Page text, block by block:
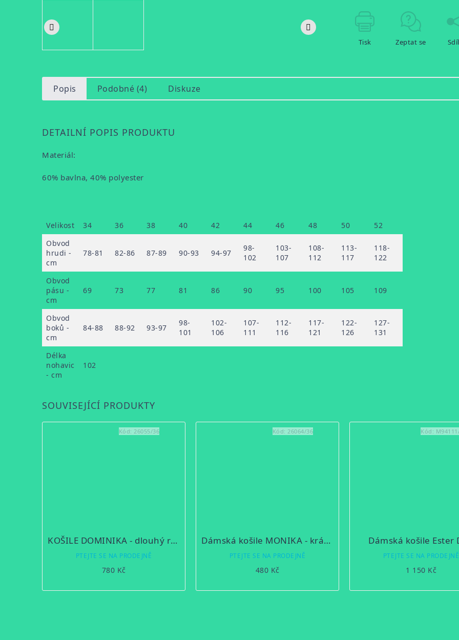
Tisk Zeptat se
Popis Podobné (4) Diskuze
DETAILNÍ POPIS PRODUKTU
Materiál:
60% bavlna, 40% polyester
Velikost 34 36 38 40 42 44 46 48 50
52
Obvod
hrudi -
cm
78-81 82-86 87-89 90-93 94-97
98-
102
103-
107
108-
112
113-
117
118-
122
Obvod
pásu -
cm
69 73 77 81 86 90 95 100 105 109
Obvod
boků -
cm
84-88 88-92 93-97
98-
101
102-
106
107-
111
112-
116
117-
121
122-
126
127-
131
Délka
nohavic
- cm
102
SOUVISEJÍCÍ PRODUKTY
KOŠILE DOMINIKA - dlouhý rukáv
PTEJTE SE NA PRODEJNĚ
780 Kč
Kód: 26055/36
Dámská košile MONIKA - krátký rukáv
PTEJTE SE NA PRODEJNĚ
480 Kč
Kód: 26064/36
Dámská košile Ester
PTEJTE SE NA PRODEJNĚ
1 150 Kč
Kód: